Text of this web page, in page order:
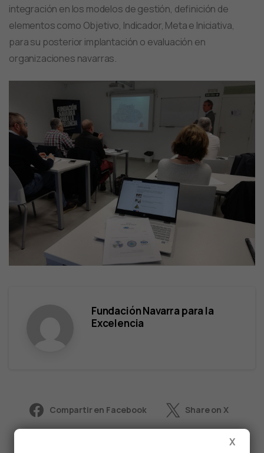
integración en los modelos de gestión, definición de
elementos como Objetivo, Indicador, Meta e Iniciativa,
para su posterior implantación o evaluación en
organizaciones navarras.
Fundación Navarra para la
Excelencia
Compartir en Facebook Share on X
X